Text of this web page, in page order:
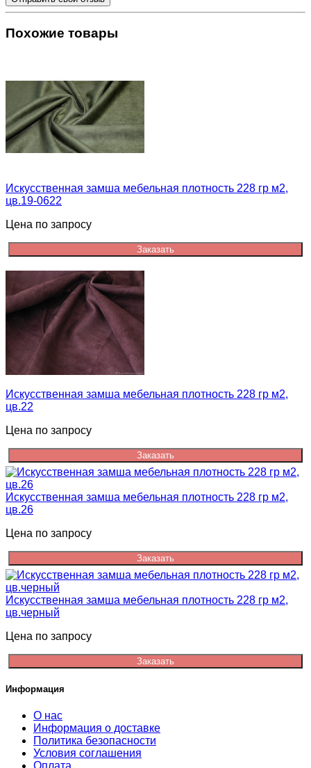
Похожие товары
Искусственная замша мебельная плотность 228 гр м2,
цв.19-0622
Цена по запросу
Заказать
Искусственная замша мебельная плотность 228 гр м2,
цв.22
Цена по запросу
Заказать
Искусственная замша мебельная плотность 228 гр м2,
цв.26
Цена по запросу
Заказать
Искусственная замша мебельная плотность 228 гр м2,
цв.черный
Цена по запросу
Заказать
Информация
О нас
Информация о доставке
Политика безопасности
Условия соглашения